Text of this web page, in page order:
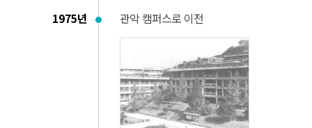
1975년 관악 캠퍼스로 이전